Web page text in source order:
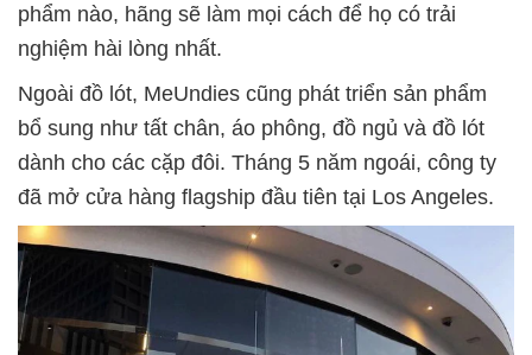
phẩm nào, hãng sẽ làm mọi cách để họ có trải
nghiệm hài lòng nhất.
Ngoài đồ lót, MeUndies cũng phát triển sản phẩm
bổ sung như tất chân, áo phông, đồ ngủ và đồ lót
dành cho các cặp đôi. Tháng 5 năm ngoái, công ty
đã mở cửa hàng flagship đầu tiên tại Los Angeles.